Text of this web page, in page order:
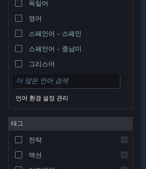
© Valve Corporation. 모든 권리 보유. 모든 상표는 미국
및 기타 국가에서 각각 해당 소유자의 재산입니다.
환불| 쿠키
독일어
영어
스페인어 - 스페인
스페인어 - 중남미
그리스어
언어 환경 설정 관리
태그
전략
액션